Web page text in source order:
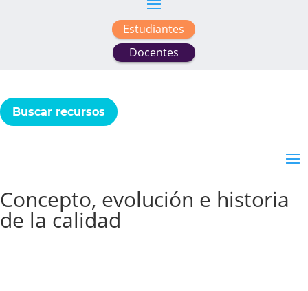
Estudiantes
Docentes
Buscar recursos
Concepto, evolución e historia
de la calidad